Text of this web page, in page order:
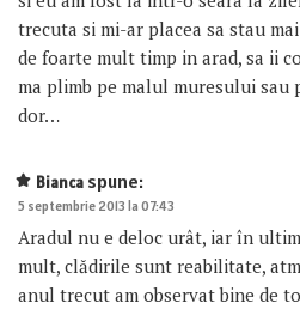
trecuta si mi-ar placea sa stau
de foarte mult timp in arad, sa ii
ma plimb pe malul muresului sau
dor…
Bianca spune:
5 septembrie 2013 la 07:43
Aradul nu e deloc urât, iar în
mult, clădirile sunt reabilitate,
anul trecut am observat bine de